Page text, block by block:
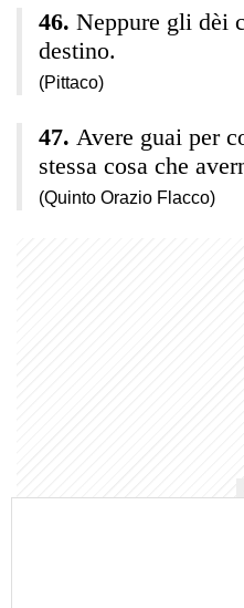
Neppure gli dèi
destino.
(Pittaco)
Avere guai per
stessa cosa che
(Quinto Orazio Flacco)